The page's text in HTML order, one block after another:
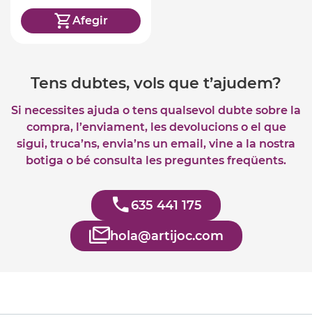
Afegir
Tens dubtes, vols que t’ajudem?
Si necessites ajuda o tens qualsevol dubte sobre la
compra, l’enviament, les devolucions o el que
sigui, truca’ns, envia’ns un email, vine a la nostra
botiga o bé consulta les preguntes freqüents.
635 441 175
hola@artijoc.com